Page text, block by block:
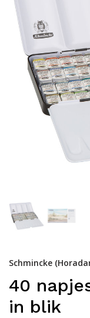
Schmincke
40
in blik